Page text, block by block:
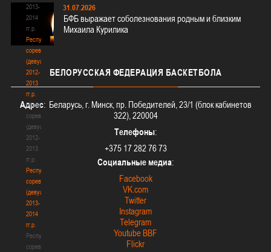
2013-
2014
гг.р.
Республиканские
соревнования
(девушки)
2012-
2013
гг.р.
Республиканские
соревнования
(девушки)
2012-
2013
гг.р.
Республиканские
соревнования
(девушки)
2013-
2014
гг.р.
Республиканские
соревнования
31.07.2026
БФБ выражает соболезнования родным и близким
Михаила Курилика
БЕЛОРУССКАЯ ФЕДЕРАЦИЯ БАСКЕТБОЛА
Адрес: Беларусь, г. Минск, пр. Победителей, 23/1 (блок кабинетов
322), 220004
Телефоны:
+375 17 282 76 73
Социальные медиа:
Facebook
VK.com
Twitter
Instagram
Telegram
Youtube BBF
Flickr